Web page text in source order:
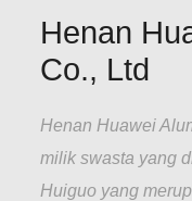
Henan
Co., Ltd
Henan Huawei
milik swasta yang
Huiguo yang